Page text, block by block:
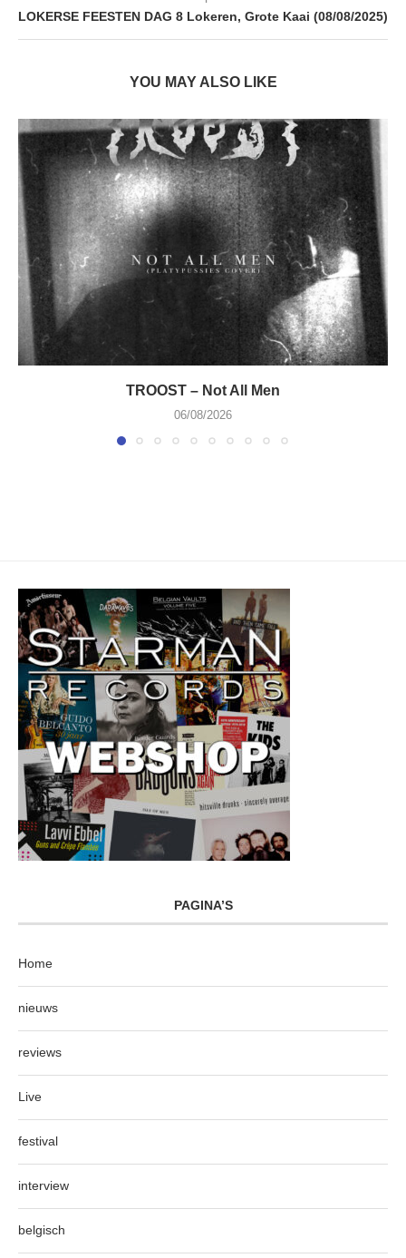
LOKERSE FEESTEN DAG 8 Lokeren, Grote Kaai (08/08/2025)
YOU MAY ALSO LIKE
TROOST – Not All Men
06/08/2026
PAGINA’S
Home
nieuws
reviews
Live
festival
interview
belgisch